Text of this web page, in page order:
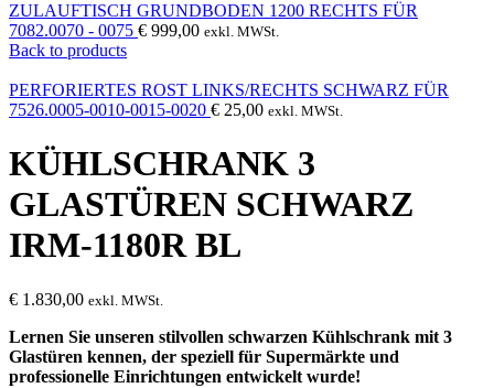
ZULAUFTISCH GRUNDBODEN 1200 RECHTS FÜR
7082.0070 - 0075 € 999,00 exkl. MWSt.
Back to products
PERFORIERTES ROST LINKS/RECHTS SCHWARZ FÜR
7526.0005-0010-0015-0020 € 25,00 exkl. MWSt.
KÜHLSCHRANK 3
GLASTÜREN SCHWARZ
IRM-1180R BL
€ 1.830,00 exkl. MWSt.
Lernen Sie unseren stilvollen schwarzen Kühlschrank mit 3
Glastüren kennen, der speziell für Supermärkte und
professionelle Einrichtungen entwickelt wurde!